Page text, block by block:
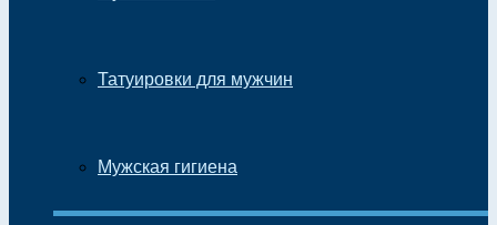
Татуировки для мужчин
Мужская гигиена